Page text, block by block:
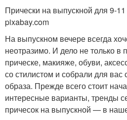
Прически на выпускной для 9-
pixabay.com
На выпускном вечере всегда
неотразимо. И дело не только в
прическе, макияже, обуви,
со стилистом и собрали для вас
образа. Прежде всего стоит
интересные варианты, тренды
причесок на выпускной — в